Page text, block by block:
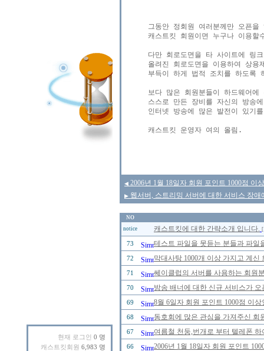
현재 로그인 0 명
캐스트킷회원 6,983 명
그동안 정회원 여러분께만 오픈
캐스트킷 회원이면 누구나 이용
다만 회로도면을 타 사이트에 링
올려진 회로도면을 이용하여 상용
부득이 하게 법적 조치를 하도록
보다 많은 회원분들이 하드웨어에
스스로 만든 장비를 자신의 방송
인터넷 방송에 많은 발전이 있기
캐스트킷 운영자 여의 올림.
◀ 2006년 1월 18일자 회원 포인트 1000점 이
▶ 웹서버, 스트리밍 서버에 대한 서비스 장
NO
notice
캐스트킷에 대한 간략소개 입니다.
73 테스트 파일을 못듣는 분들과 파
72 막대사탕 1000개 이상 가지고 계
71 쎄이클럽의 서버를 사용하는 회원
70 방송 배너에 대한 신규 서비스가
69 8월 6일자 회원 포인트 1000점 이
68 동호회에 많은 관심을 가져주신
67 여름철 천둥,번개로 부터 텔레폰
66 2006년 1월 18일자 회원 포인트